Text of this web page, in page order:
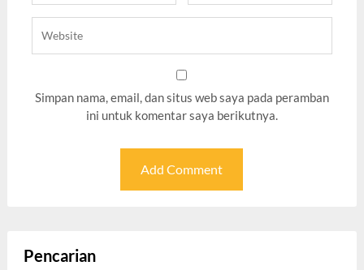
Simpan nama, email, dan situs web saya pada peramban
ini untuk komentar saya berikutnya.
Pencarian